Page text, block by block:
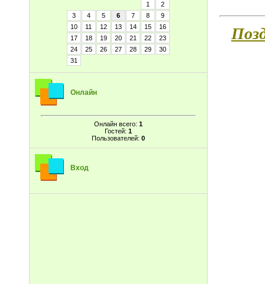
1
2
3
4 5 6 7 8
9
10
11 12 13 14 15
16
17
18 19 20 21 22
23
24
25 26 27 28 29
30
31
Онлайн
Онлайн всего: 1
Гостей: 1
Пользователей: 0
Вход